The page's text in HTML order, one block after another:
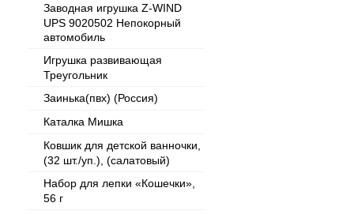
Заводная игрушка Z-WIND
UPS 9020502 Непокорный
автомобиль
Игрушка развивающая
Треугольник
Заинька(пвх) (Россия)
Каталка Мишка
Ковшик для детской ванночки,
(32 шт./уп.), (салатовый)
Набор для лепки «Кошечки»,
56 г